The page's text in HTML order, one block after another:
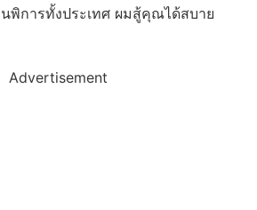
พิการทั้งประเทศ ผมสู้คุณได้สบาย
Advertisement